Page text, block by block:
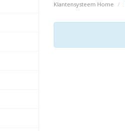
Klantensysteem Home